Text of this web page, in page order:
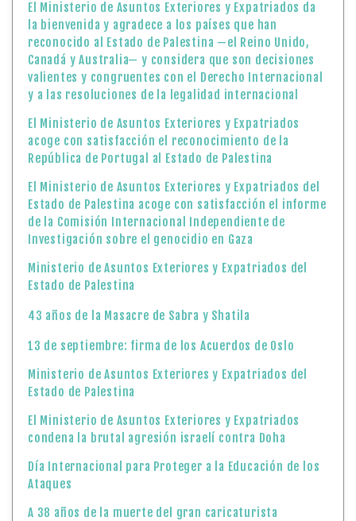
El Ministerio de Asuntos Exteriores y Expatriados da
la bienvenida y agradece a los países que han
reconocido al Estado de Palestina —el Reino Unido,
Canadá y Australia— y considera que son decisiones
valientes y congruentes con el Derecho Internacional
y a las resoluciones de la legalidad internacional
El Ministerio de Asuntos Exteriores y Expatriados
acoge con satisfacción el reconocimiento de la
República de Portugal al Estado de Palestina
El Ministerio de Asuntos Exteriores y Expatriados del
Estado de Palestina acoge con satisfacción el informe
de la Comisión Internacional Independiente de
Investigación sobre el genocidio en Gaza
Ministerio de Asuntos Exteriores y Expatriados del
Estado de Palestina
43 años de la Masacre de Sabra y Shatila
13 de septiembre: firma de los Acuerdos de Oslo
Ministerio de Asuntos Exteriores y Expatriados del
Estado de Palestina
El Ministerio de Asuntos Exteriores y Expatriados
condena la brutal agresión israelí contra Doha
Día Internacional para Proteger a la Educación de los
Ataques
A 38 años de la muerte del gran caricaturista